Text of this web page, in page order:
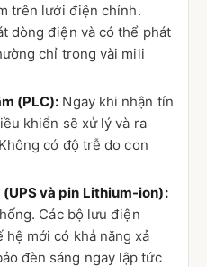
trên lưới điện chính.
dòng điện và có thể phát
chỉ trong vài mili
(PLC): Ngay khi nhận tín
khiển sẽ xử lý và ra
có độ trễ do con
và pin Lithium-ion):
Các bộ lưu điện
mới có khả năng xả
đèn sáng ngay lập tức